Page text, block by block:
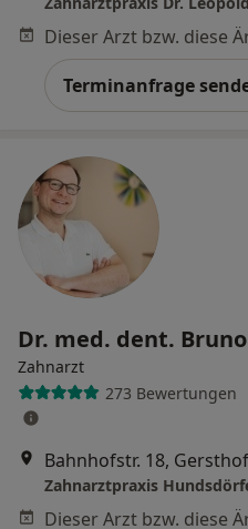
Terminanfrage
Dr. med. dent.
Zahnarzt
273 Bewertungen
Bahnhofstr. 18,
Zahnarztpraxis